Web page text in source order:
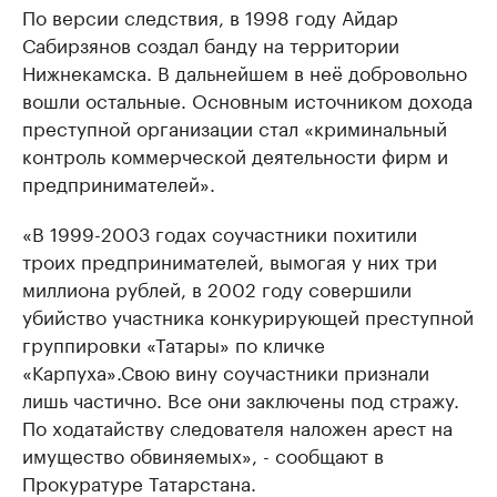
По версии следствия, в 1998 году Айдар
Сабирзянов создал банду на территории
Нижнекамска. В дальнейшем в неё добровольно
вошли остальные. Основным источником дохода
преступной организации стал «криминальный
контроль коммерческой деятельности фирм и
предпринимателей».
«В 1999-2003 годах соучастники похитили
троих предпринимателей, вымогая у них три
миллиона рублей, в 2002 году совершили
убийство участника конкурирующей преступной
группировки «Татары» по кличке
«Карпуха».Свою вину соучастники признали
лишь частично. Все они заключены под стражу.
По ходатайству следователя наложен арест на
имущество обвиняемых», - сообщают в
Прокуратуре Татарстана.